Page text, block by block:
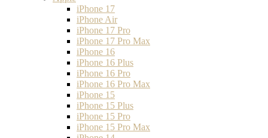
iPhone 17
iPhone Air
iPhone 17 Pro
iPhone 17 Pro Max
iPhone 16
iPhone 16 Plus
iPhone 16 Pro
iPhone 16 Pro Max
iPhone 15
iPhone 15 Plus
iPhone 15 Pro
iPhone 15 Pro Max